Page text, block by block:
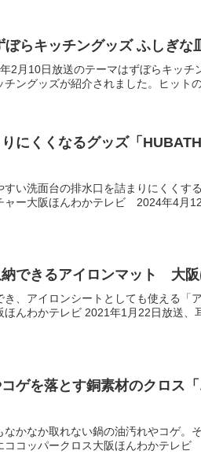
ぼらキッチングッズ ふしぎ
2月10日放送のテーマはずぼらキッ
チングッズが紹介されました。ヒット
にくくなるグッズ「
すい洗面台の排水口を詰まりにくくす
ャー大阪ほんわかテレビ 2024年4月
納できるアイロンマット 大
き、アイロンシートとしても使える「
ほんわかテレビ 2021年1月22日放送
ゲを落とす銅素材のクロ
なかなか取れない鍋の油汚れやコゲ
ココッパークロス大阪ほんわかテレ